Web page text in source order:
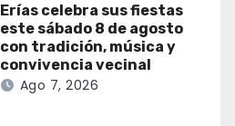
Erías celebra sus fiestas
este sábado 8 de agosto
con tradición, música y
convivencia vecinal
Ago 7, 2026